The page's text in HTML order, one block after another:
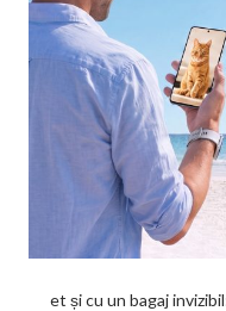
et și cu un bagaj